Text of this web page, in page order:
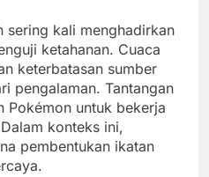
sering kali menghadirkan
ketahanan. Cuaca
keterbatasan sumber
pengalaman. Tantangan
Pokémon untuk bekerja
konteks ini,
pembentukan ikatan